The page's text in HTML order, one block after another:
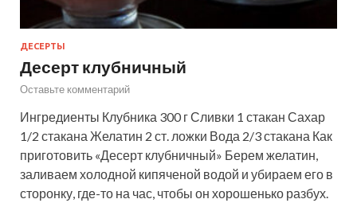
ДЕСЕРТЫ
Десерт клубничный
Оставьте комментарий
Ингредиенты Клубника 300 г Сливки 1 стакан Сахар
1/2 стакана Желатин 2 ст. ложки Вода 2/3 стакана Как
приготовить «Десерт клубничный» Берем желатин,
заливаем холодной кипяченой водой и убираем его в
сторонку, где-то на час, чтобы он хорошенько разбух.